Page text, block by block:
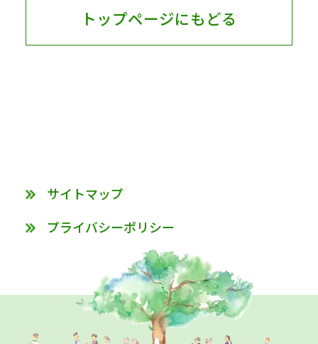
トップページにもどる
サイトマップ
プライバシーポリシー